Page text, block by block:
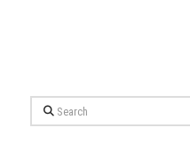
Search